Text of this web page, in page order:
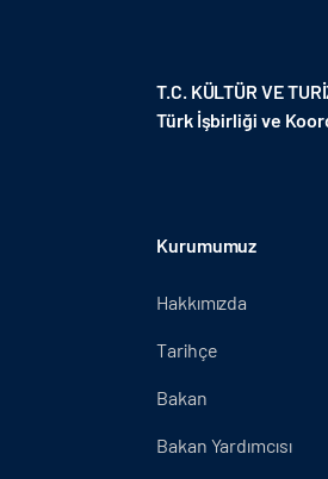
T.C. KÜLTÜR VE
Türk İşbirliği ve
Kurumumuz
Hakkımızda
Tarihçe
Bakan
Bakan Yardımcısı